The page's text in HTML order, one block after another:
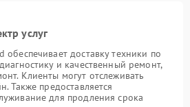
услуг
доставку техники по
и качественный ремонт,
Клиенты могут отслеживать
Также предоставляется
для продления срока